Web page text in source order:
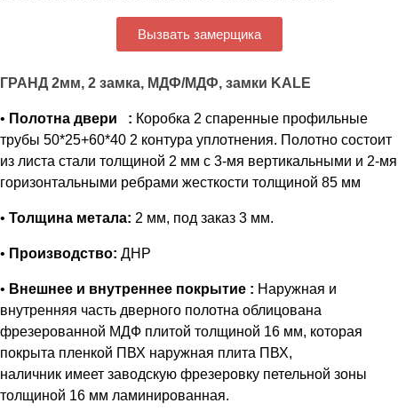
Вызвать замерщика
ГРАНД 2мм, 2 замка, МДФ/МДФ, замки KALE
• Полотна двери : Коробка 2 спаренные профильные
трубы 50*25+60*40 2 контура уплотнения. Полотно состоит
из листа стали толщиной 2 мм с 3-мя вертикальными и 2-мя
горизонтальными ребрами жесткости толщиной 85 мм
• Толщина метала: 2 мм, под заказ 3 мм.
• Производство: ДНР
• Внешнее и внутреннее покрытие : Наружная и
внутренняя часть дверного полотна облицована
фрезерованной МДФ плитой толщиной 16 мм, которая
покрыта пленкой ПВХ наружная плита ПВХ,
наличник имеет заводскую фрезеровку петельной зоны
толщиной 16 мм ламинированная.